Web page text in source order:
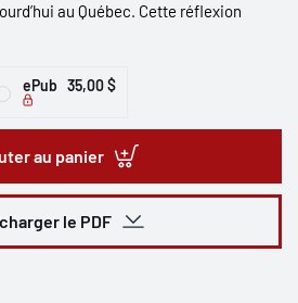
au Québec. Cette réflexion
ePub 35,00 $
au panier
le PDF